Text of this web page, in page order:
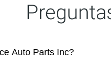
Auto Parts Inc?